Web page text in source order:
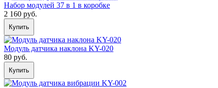
Набор модулей 37 в 1 в коробке
2 160 руб.
Купить
Модуль датчика наклона KY-020
80 руб.
Купить